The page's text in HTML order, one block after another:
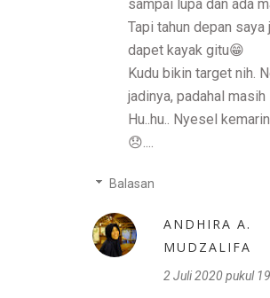
sampai lupa dan ada
Tapi tahun depan saya
dapet kayak gitu😁
Kudu bikin target nih.
jadinya, padahal masih
Hu..hu.. Nyesel
😞....
Balasan
ANDHIRA A.
MUDZALIFA
2 Juli 2020 pukul